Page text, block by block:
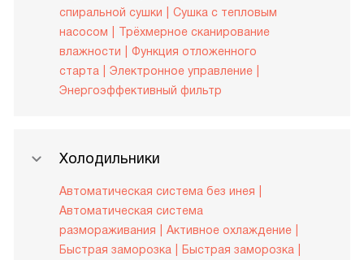
спиральной сушки
Сушка с тепловым
насосом
Трёхмерное сканирование
влажности
Функция отложенного
старта
Электронное управление
Энергоэффективный фильтр
Холодильники
Автоматическая система без инея
Автоматическая система
размораживания
Активное охлаждение
Быстрая заморозка
Быстрая заморозка